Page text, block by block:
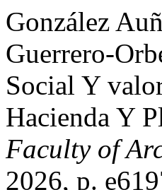
González
Guerrero-
Social Y
Hacienda Y
Faculty of
2026, p.